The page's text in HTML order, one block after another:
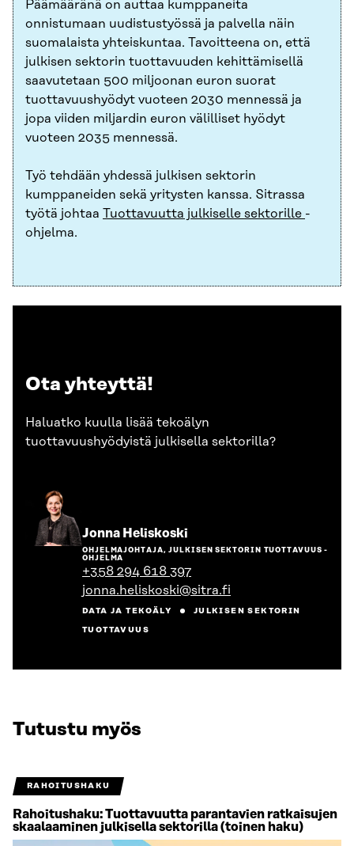
Päämääränä on auttaa kumppaneita
onnistumaan uudistustyössä ja palvella näin
suomalaista yhteiskuntaa. Tavoitteena on, että
julkisen sektorin tuottavuuden kehittämisellä
saavutetaan 500 miljoonan euron suorat
tuottavuushyödyt vuoteen 2030 mennessä ja
jopa viiden miljardin euron välilliset hyödyt
vuoteen 2035 mennessä.
Työ tehdään yhdessä julkisen sektorin
kumppaneiden sekä yritysten kanssa. Sitrassa
työtä johtaa Tuottavuutta julkiselle sektorille -
ohjelma.
Ota yhteyttä!
Haluatko kuulla lisää tekoälyn
tuottavuushyödyistä julkisella sektorilla?
Jonna Heliskoski
henkilön
OHJELMAJOHTAJA, JULKISEN SEKTORIN TUOTTAVUUS -
OHJELMA
+358 294 618 397
jonna.heliskoski@sitra.fi
DATA JA TEKOÄLY
JULKISEN SEKTORIN
TUOTTAVUUS
Tutustu myös
RAHOITUSHAKU
Rahoitushaku: Tuottavuutta parantavien ratkaisujen
skaalaaminen julkisella sektorilla (toinen haku)